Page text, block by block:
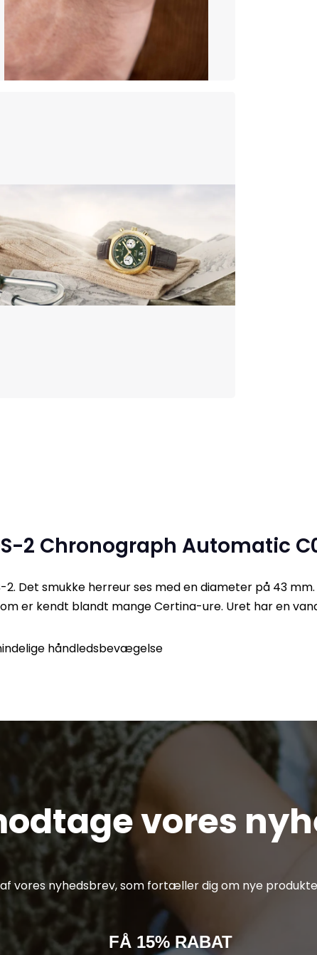
2 Chronograph Automatic
Det smukke herreur ses med en diameter på 43
er kendt blandt mange Certina-ure. Uret har en
håndledsbevægelse
vores
vores nyhedsbrev, som fortæller dig om nye
FÅ 15% RABAT